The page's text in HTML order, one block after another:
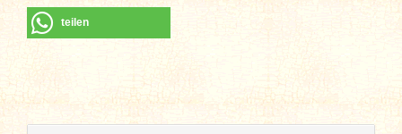
teilen